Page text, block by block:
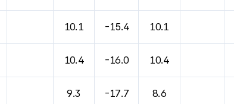
10.1 -15.4 10.1
10.4 -16.0 10.4
9.3 -17.7 8.6